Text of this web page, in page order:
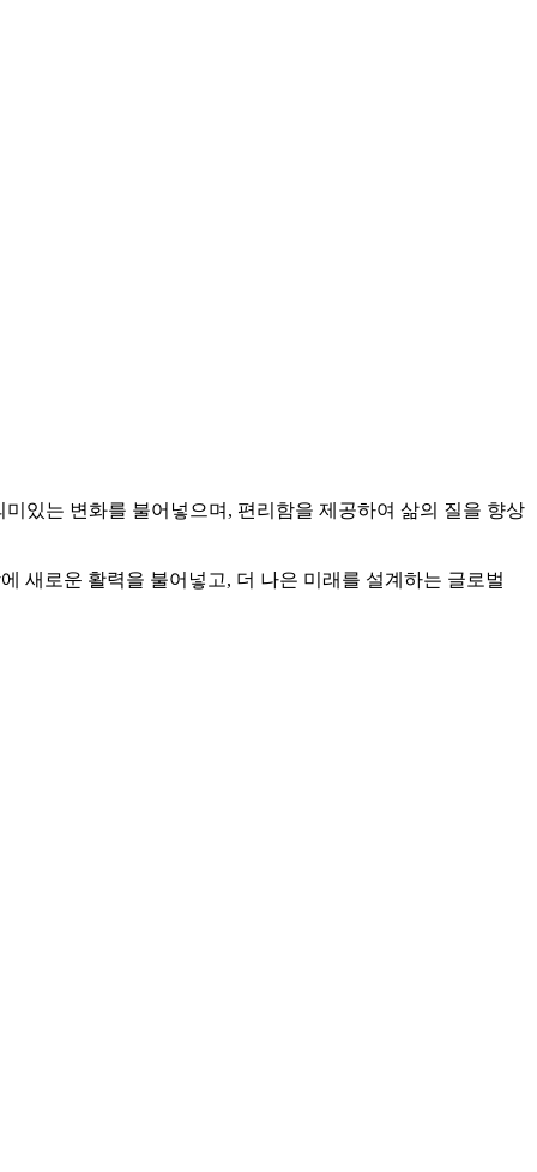
있는 변화를 불어넣으며, 편리함을 제공하여 삶의 질을 향상
새로운 활력을 불어넣고, 더 나은 미래를 설계하는 글로벌